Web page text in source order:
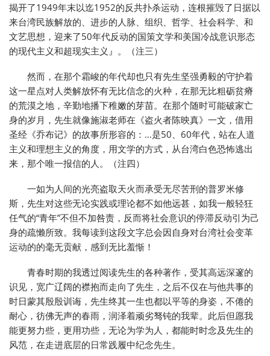
揭开了1949年末以迄1952的反共扑杀运动，连根摧毁了日据以
来台湾民族解放的、进步的人脉、组织、哲学、社会科学、和
文艺思想，迎来了50年代反动的国策文学和美国冷战意识形态
的现代主义和超现实主义』。（注三）
然而，在那个霜峻的年代却也只有先生坚强勇毅的守护着
这一星点对人类解放怀有无比信念的火种，在那无比粗砺贫瘠
的荒漠之地，辛勤地播下稚嫩的芽苗。在那个随时可能破家亡
身的岁月，先生就像施淑老师在《盗火者陈映真》一文，借用
圣经《乔布记》的故事所形容的：…是50、60年代，站在人道
主义和理想主义的角度，用文学的方式，从台湾白色恐怖逃出
来，那个唯一报信的人。（注四）
一如为人间的光亮盗取天火而承受无尽苦刑的普罗米修
斯，先生对这些无论实践或理论都不如他远甚，如我一般轻狂
任气的“青年”不但不加咎责，反而将社会意识的停滞反动引为己
身的疏懒所致。我每读到这段文字总会因自身对台湾社会变革
运动的的毫无贡献，感到无比羞惭！
青春时期的我透过阅读先生的各种著作，受其高远深邃的
识见，宽广辽阔的襟抱而走向了先生，之后不仅在与他共事的
时日蒙其殷殷训诲，先生终其一生也都以平等的身姿，不倦的
耐心，彷佛无声的春雨，润泽着顽劣驽钝的我辈。此后但愿我
能更努力些，更用功些，无论为学为人，都能时时念及先生的
风范，在走进底层的日常践履中纪念先生。